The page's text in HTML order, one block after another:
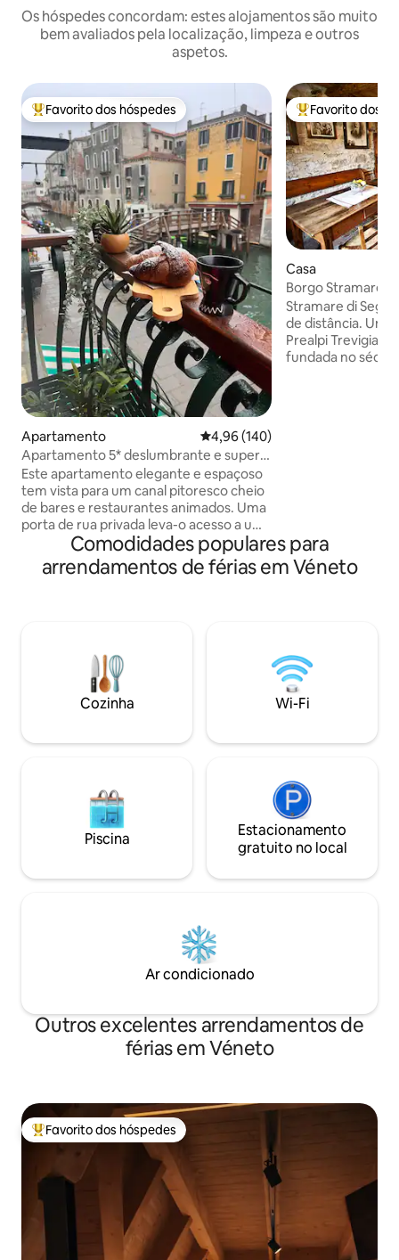
Os hóspedes concordam: estes alojamentos são muito
bem avaliados pela localização, limpeza e outros
aspetos.
Favoritos dos hóspedes mais apreciados
Favorito dos hóspedes
Apartamento Classificação média de 4,96 em
4,96 (140)
Apartamento 5* deslumbrante e super
elegante junto ao canal!
Este apartamento elegante e espaçoso
tem vista para um canal pitoresco cheio
de bares e restaurantes animados. Uma
porta de rua privada leva-o acesso a uma
área de serviço no piso térreo (lavadora
e secadora) e, em seguida, no andar de
cima, entra num espaço deslumbrante
e 2 casas de banho, uma com uma
luxuosa banheira de pé. Também temos
um sofá-cama de casal confortável na
sala de estar que pode acomodar duas
Favoritos dos
Favorito dos
Casa
Borgo Stramare
Segusino
Stramare di
de distância.
Prealpi
fundada no séc.
encontrar entre a
comida e o vinho,
Comodidades populares para
arrendamentos de férias em Véneto
Cozinha Wi-Fi
Piscina
Estacionamento
gratuito no local
Ar condicionado
Outros excelentes arrendamentos de
férias em Véneto
Favoritos dos hóspedes mais apreciados
Favorito dos hóspedes